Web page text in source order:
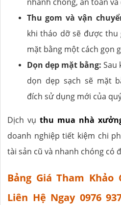
Thu gom và vận
khi tháo dỡ sẽ được thu
mặt bằng một cách gọn
Dọn dẹp mặt bằng: Sau
dọn dẹp sạch sẽ mặt
đích sử dụng mới của
Dịch vụ thu mua nhà
doanh nghiệp tiết kiệm chi
tài sản cũ và nhanh chóng có
Bảng Giá Tham Khảo
Liên Hệ Ngay 0976